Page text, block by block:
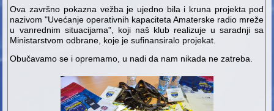
Ova završno pokazna vežba je ujedno bila i kruna projekta pod
nazivom "Uvećanje operativnih kapaciteta Amaterske radio mreže
u vanrednim situacijama", koji naš klub realizuje u saradnji sa
Ministarstvom odbrane, koje je sufinansiralo projekat.
Obučavamo se i opremamo, u nadi da nam nikada ne zatreba.